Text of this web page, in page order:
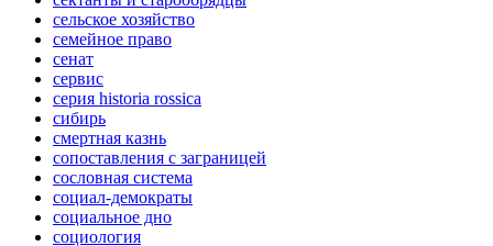
сельское хозяйство
семейное право
сенат
сервис
серия historia rossica
сибирь
смертная казнь
сопоставления с заграницей
сословная система
социал-демократы
социальное дно
социология